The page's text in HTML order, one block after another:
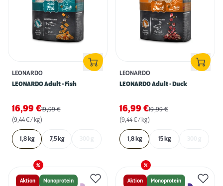
LEONARDO
LEONARDO Adult - Fish
16,99 €19,99€
(9,44 € / kg)
1,8 kg 7,5 kg
LEONARDO
LEONARDO Adult - Duck
16,99 €19,99€
(9,44 € / kg)
1,8 kg 15 kg
Aktion Monoprotein Aktion Monoprotein